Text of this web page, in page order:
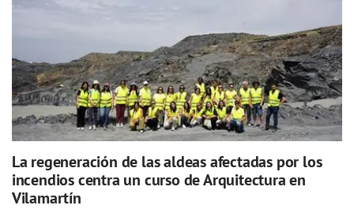
La regeneración de las aldeas afectadas por los
incendios centra un curso de Arquitectura en
Vilamartín